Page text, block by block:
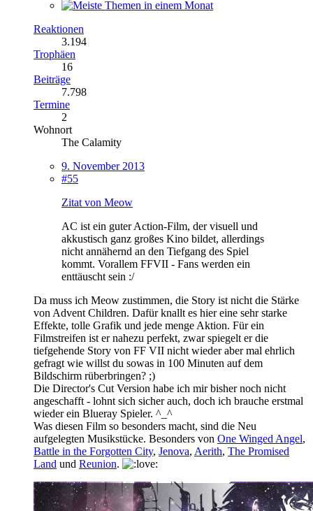
Reaktionen
3.194
Trophäen
16
Beiträge
7.798
Termine
2
Wohnort
The Calamity
9. November 2013
#55
Zitat von Meow
AC ist ein guter Action-Film, der visuell und
akkustisch ganz großes Kino bildet, allerdings
nicht annähernd an den Tiefgang des Spiel
kommt. Vorallem FFVII - Fans werden ein
enttäuscht sein :/
Da muss ich Meow zustimmen, die Story ist nicht die Stärke
von Advent Children. Dafür knallt es hier eine sehr starke
Effekte, tolle Grafik und jede menge Aktion. Für ein
Filmstreifen ist er nahezu perfekt, zwar spiegelt er die
tiefgehende Story von FF VII nicht wieder aber mal ehrlich
gefragt wie willst du sowas in 100 Minuten auf dem
Bildschirm rüberbringen? ;)
Die Director's Cut Version habe ich mir bisher noch nicht
angeschafft - lohnt sich sicher auch, doch ich brauche erstmal
wieder ein Blueray Spieler. ^_^
Was diesen Film so besonders macht, sind die Neu
aufgelegten Musikstücke. Besonders von One Winged Angel,
Battle in the Forgotten City, Jenova, Aerith, The Promised
Land und Reunion.